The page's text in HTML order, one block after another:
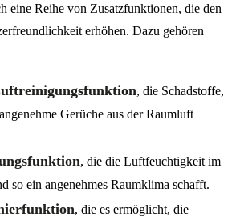
eine Reihe von Zusatzfunktionen, die den
erhöhen. Dazu gehören
, die Schadstoffe,
Gerüche aus der Raumluft
, die die Luftfeuchtigkeit im
so ein angenehmes Raumklima schafft.
, die es ermöglicht, die